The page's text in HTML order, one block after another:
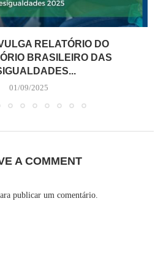
RELATÓRIO DO
BRASILEIRO DAS
01/09/2025
A COMMENT
publicar um comentário.